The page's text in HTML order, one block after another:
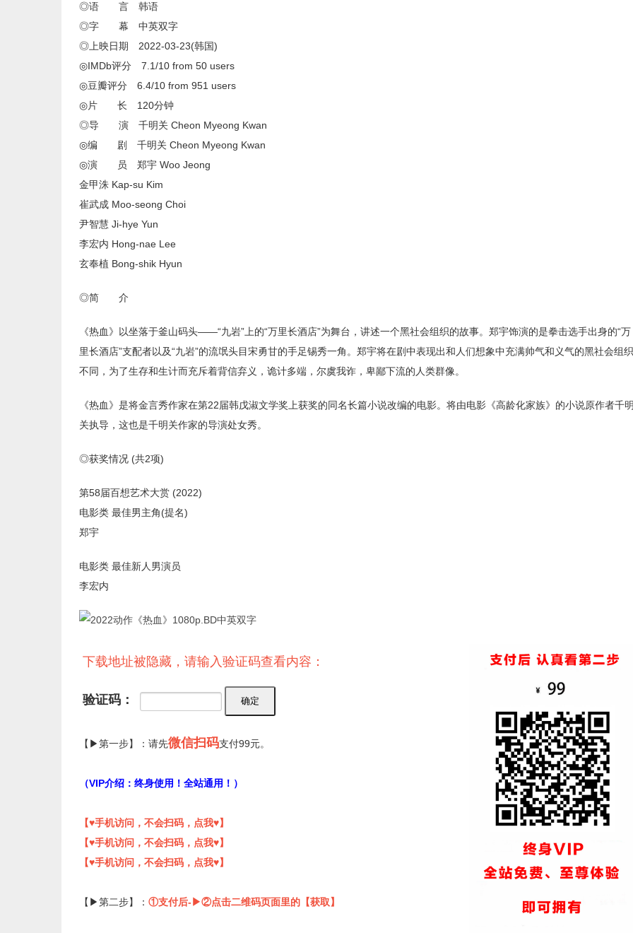
◎语 言 韩语
◎字 幕 中英双字
◎上映日期 2022-03-23(韩国)
◎IMDb评分 7.1/10 from 50 users
◎豆瓣评分 6.4/10 from 951 users
◎片 长 120分钟
◎导 演 千明关 Cheon Myeong Kwan
◎编 剧 千明关 Cheon Myeong Kwan
◎演 员 郑宇 Woo Jeong
金甲洙 Kap-su Kim
崔武成 Moo-seong Choi
尹智慧 Ji-hye Yun
李宏内 Hong-nae Lee
玄奉植 Bong-shik Hyun
◎简 介
《热血》以坐落于釜山码头——“九岩”上的“万里长酒店”为舞台，讲述一个黑社会组织的故事。郑宇饰演的是拳击选手出身的“万
里长酒店”支配者以及“九岩”的流氓头目宋勇甘的手足锡秀一角。郑宇将在剧中表现出和人们想象中充满帅气和义气的黑社会组织
不同，为了生存和生计而充斥着背信弃义，诡计多端，尔虞我诈，卑鄙下流的人类群像。
《热血》是将金言秀作家在第22届韩戊淑文学奖上获奖的同名长篇小说改编的电影。将由电影《高龄化家族》的小说原作者千
关执导，这也是千明关作家的导演处女秀。
◎获奖情况 (共2项)
第58届百想艺术大赏 (2022)
电影类 最佳男主角(提名)
郑宇
电影类 最佳新人男演员
李宏内
下载地址被隐藏，请输入验证码查看内容：
验证码：
【▶第一步】：请先微信扫码支付99元。
（VIP介绍：终身使用！全站通用！）
【♥手机访问，不会扫码，点我♥】
【♥手机访问，不会扫码，点我♥】
【♥手机访问，不会扫码，点我♥】
【▶第二步】： ①支付后-▶②点击二维码页面里的【获取】